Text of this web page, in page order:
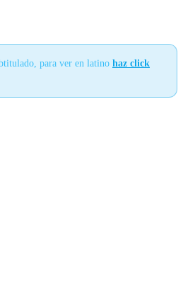
para ver en latino haz click